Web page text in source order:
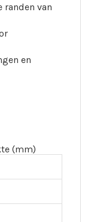
randen van
en
(mm)